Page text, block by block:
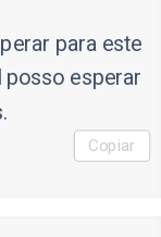
para este
posso esperar
Copiar